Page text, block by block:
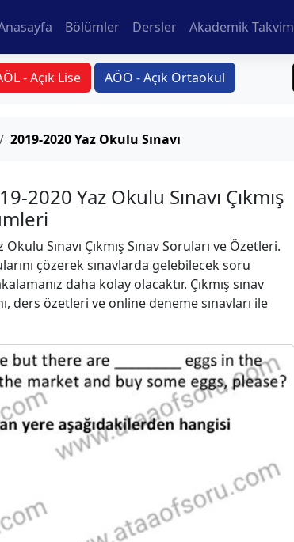
Bölümler Dersler Akademik Takvim
- Açık Lise AÖO - Açık Ortaokul
2019-2020 Yaz Okulu Sınavı
2020 Yaz Okulu Sınavı Çıkmış
Sınavı Çıkmış Sınav Soruları ve Özetleri.
çözerek sınavlarda gelebilecek soru
daha kolay olacaktır. Çıkmış sınav
ders özetleri ve online deneme sınavları ile